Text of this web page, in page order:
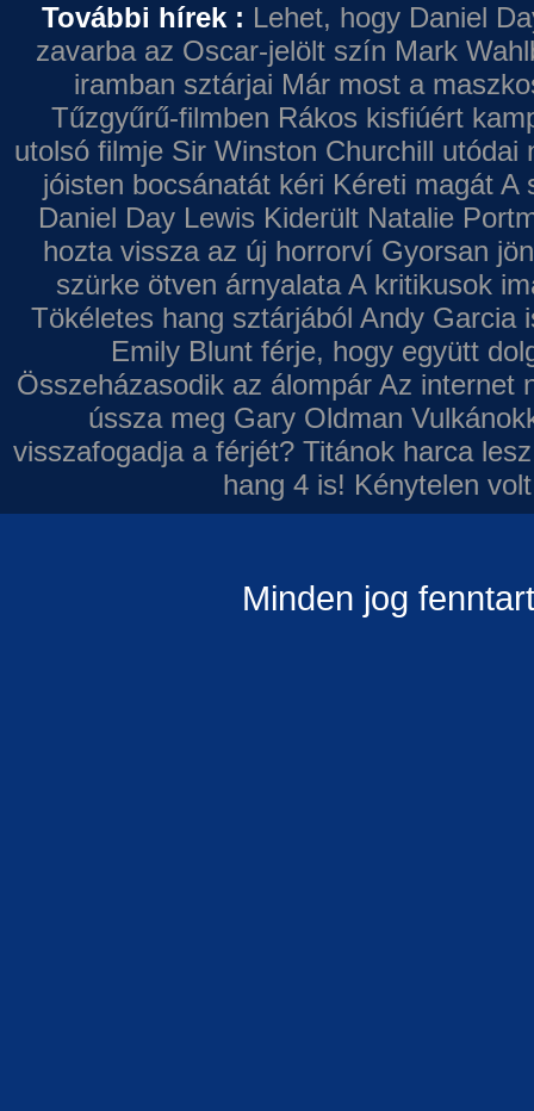
További hírek : Lehet, hogy Daniel
zavarba az Oscar-jelölt szín Mark
iramban sztárjai Már most a
Tűzgyűrű-filmben Rákos kisfiúért
utolsó filmje Sir Winston Churchill utódai
jóisten bocsánatát kéri Kéreti magát A
Daniel Day Lewis Kiderült Natalie
hozta vissza az új horrorví Gyorsan
szürke ötven árnyalata A kritikusok
Tökéletes hang sztárjából Andy Garcia
Emily Blunt férje, hogy együtt
Összeházasodik az álompár Az internet
ússza meg Gary Oldman
visszafogadja a férjét? Titánok harca
hang 4 is! Kénytelen
Minden jog